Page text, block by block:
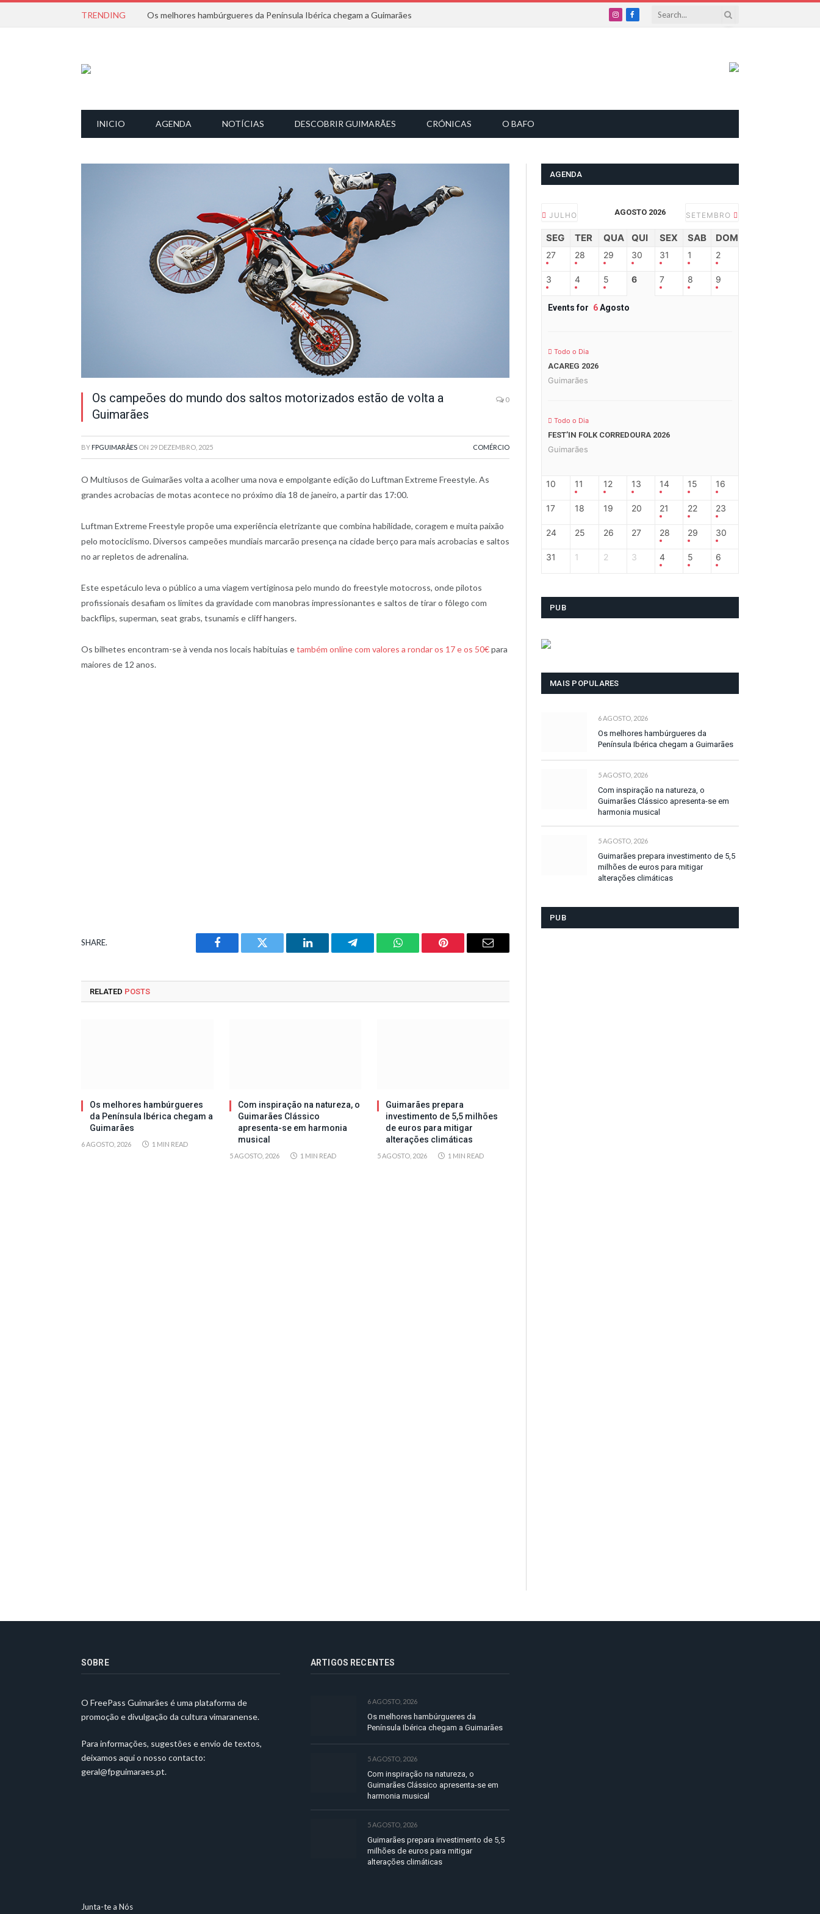
TRENDING Os melhores hambúrgueres da Península Ibérica chegam a Guimarães
InstagramFacebook
INICIO AGENDA NOTÍCIAS DESCOBRIR GUIMARÃES CRÓNICAS O BAFO
Os campeões do mundo dos saltos motorizados estão de volta a
Guimarães
0
BY FPGUIMARÃES ON 29 DEZEMBRO, 2025 COMÉRCIO
O Multiusos de Guimarães volta a acolher uma nova e empolgante edição do Luftman Extreme Freestyle. As
grandes acrobacias de motas acontece no próximo dia 18 de janeiro, a partir das 17:00.
Luftman Extreme Freestyle propõe uma experiência eletrizante que combina habilidade, coragem e muita paixão
pelo motociclismo. Diversos campeões mundiais marcarão presença na cidade berço para mais acrobacias e saltos
no ar repletos de adrenalina.
Este espetáculo leva o público a uma viagem vertiginosa pelo mundo do freestyle motocross, onde pilotos
profissionais desafiam os limites da gravidade com manobras impressionantes e saltos de tirar o fôlego com
backflips, superman, seat grabs, tsunamis e cliff hangers.
Os bilhetes encontram-se à venda nos locais habituias etambém online com valores a rondar os 17 e os 50€para
maiores de 12 anos.
SHARE.
Facebook Twitter LinkedIn Telegram WhatsAppPinterest Email
RELATED POSTS
Os melhores hambúrgueres
da Península Ibérica chegam a
Guimarães
6 AGOSTO, 2026 1 MIN READ
Com inspiração na natureza, o
Guimarães Clássico
apresenta-se em harmonia
musical
5 AGOSTO, 2026 1 MIN READ
Guimarães prepara
investimento de 5,5 milhões
de euros para mitigar
alterações climáticas
5 AGOSTO, 2026 1 MIN READ
AGENDA
JULHO AGOSTO 2026 SETEMBRO
SEG TER QUA QUI SEX SAB DOM
27 28 29 30 31 1 2
3 4 5 6 7 8 9
Events for 6Agosto
Todo o Dia
ACAREG 2026
Guimarães
Todo o Dia
FEST’IN FOLK CORREDOURA 2026
Guimarães
10 11 12 13 14 15 16
17 18 19 20 21 22 23
24 25 26 27 28 29 30
31 1 2 3 4 5 6
PUB
MAIS POPULARES
6 AGOSTO, 2026
Os melhores hambúrgueres da
Península Ibérica chegam a Guimarães
5 AGOSTO, 2026
Com inspiração na natureza, o
Guimarães Clássico apresenta-se em
harmonia musical
5 AGOSTO, 2026
Guimarães prepara investimento de 5,5
milhões de euros para mitigar
alterações climáticas
PUB
SOBRE
O FreePass Guimarães é uma plataforma de
promoção e divulgação da cultura vimaranense.
Para informações, sugestões e envio de textos,
deixamos aqui o nosso contacto:
geral@fpguimaraes.pt.
ARTIGOS RECENTES
6 AGOSTO, 2026
Os melhores hambúrgueres da
Península Ibérica chegam a Guimarães
5 AGOSTO, 2026
Com inspiração na natureza, o
Guimarães Clássico apresenta-se em
harmonia musical
5 AGOSTO, 2026
Guimarães prepara investimento de 5,5
milhões de euros para mitigar
alterações climáticas
Junta-te a Nós